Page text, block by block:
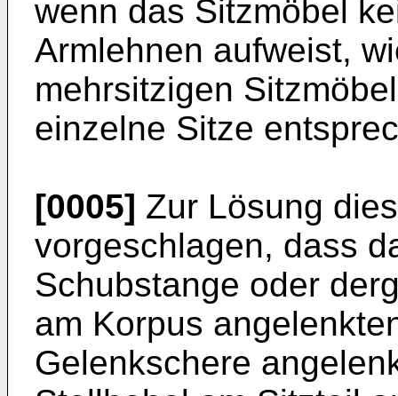
wenn das Sitzmöbel
Armlehnen aufweist,
mehrsitzigen
einzelne Sitze
[0005] Zur Lösung
vorgeschlagen, dass
Schubstange oder
am Korpus
Gelenkschere